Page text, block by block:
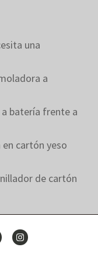
una
a
batería frente a
cartón yeso
de cartón